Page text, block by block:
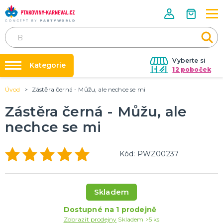
Vyberte si
12 poboček
Půjčovna kostýmů
Párty výzdoba na klíč
Nafukování balónků
Rozvoz
Párty Blog
Kategorie
HALLOWEENSKÉ ZBOŽÍ
Dámské Halloweenské kostýmy
Pánské Halloweenské kostýmy
Dětské Halloweenské kostýmy
PÁRTY DOPLŇKY PRO ORIGINÁLNÍ ZÁBAVU
Balónky a dekorace
Párty vychytávky
Rozlučka se svobodou
DALŠÍ KATEGORIE
Úvod Zástěra černá - Můžu, ale nechce se mi
Zástěra černá - Můžu, ale
nechce se mi
Kód: PWZ00237
Skladem
Dostupné na 1 prodejně
Zobrazit prodejny Skladem >5 ks